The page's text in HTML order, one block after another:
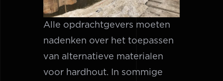
Alle opdrachtgevers moeten
nadenken over het toepassen
van alternatieve materialen
voor hardhout. In sommige